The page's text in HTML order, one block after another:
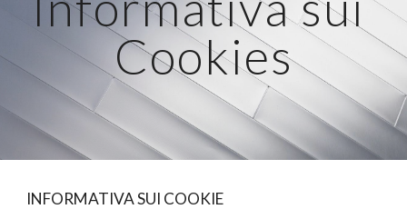
Cookies
INFORMATIVA SUI COOKIE